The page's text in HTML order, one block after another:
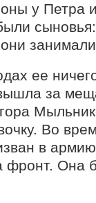
у Петра
ее
за
Во
в
фронт. Она